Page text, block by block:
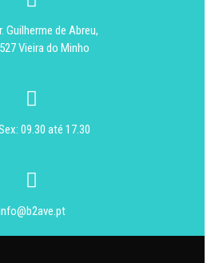
Guilherme de Abreu,
Vieira do Minho
09.30 até 17.30